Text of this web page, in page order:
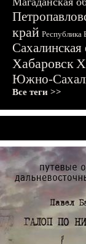
край Республика
Сахалинская
Хабаровск
Южно-
Все теги >>